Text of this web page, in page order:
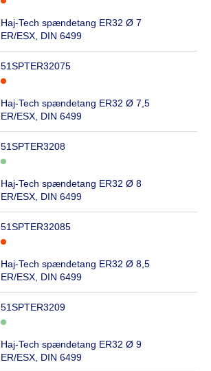
Haj-Tech spændetang ER32 Ø 7
ER/ESX, DIN 6499
51SPTER32075
Haj-Tech spændetang ER32 Ø 7,5
ER/ESX, DIN 6499
51SPTER3208
Haj-Tech spændetang ER32 Ø 8
ER/ESX, DIN 6499
51SPTER32085
Haj-Tech spændetang ER32 Ø 8,5
ER/ESX, DIN 6499
51SPTER3209
Haj-Tech spændetang ER32 Ø 9
ER/ESX, DIN 6499